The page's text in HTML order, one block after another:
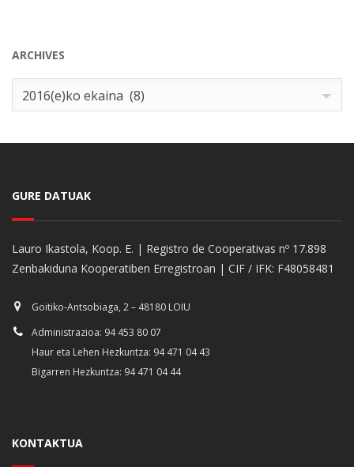
ARCHIVES
Archives
2016(e)ko ekaina (8)
GURE DATUAK
Lauro Ikastola, Koop. E. | Registro de Cooperativas nº 17.898
Zenbakiduna Kooperatiben Erregistroan | CIF / IFK: F48058481
Goitiko-Antsobiaga, 2 – 48180 LOIU
Administrazioa: 94 453 80 07
Haur eta Lehen Hezkuntza: 94 471 04 43
Bigarren Hezkuntza: 94 471 04 44
KONTAKTUA